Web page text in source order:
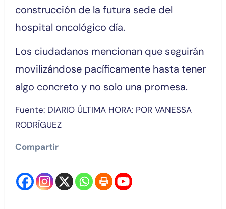
construcción de la futura sede del
hospital oncológico día.
Los ciudadanos mencionan que seguirán
movilizándose pacíficamente hasta tener
algo concreto y no solo una promesa.
Fuente: DIARIO ÚLTIMA HORA: POR VANESSA
RODRÍGUEZ
Compartir